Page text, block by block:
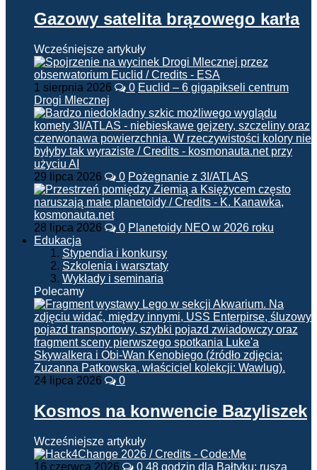
Gazowy satelita brązowego karła
Wcześniejsze artykuły
1 sierpnia 2026 0 Euclid – 6 gigapikseli centrum
Drogi Mlecznej
29 lipca 2026 0 Pożegnanie z 3I/ATLAS
28 lipca 2026 0 Planetoidy NEO w 2026 roku
Edukacja
Stypendia i konkursy
Szkolenia i warsztaty
Wykłady i seminaria
Polecamy
24 lipca 2026 0
Kosmos na konwencie Bazyliszek
Wcześniejsze artykuły
16 czerwca 2026 0 48 godzin dla Bałtyku: rusza